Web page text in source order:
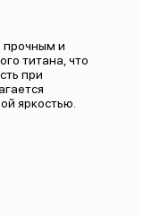
прочным и
титана, что
при
яркостью.